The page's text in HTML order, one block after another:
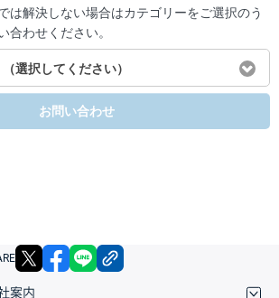
は解決しない場合はカテゴリーをご選択のう
合わせください。
（選択してください）
お問い合わせ
X facebook
案内